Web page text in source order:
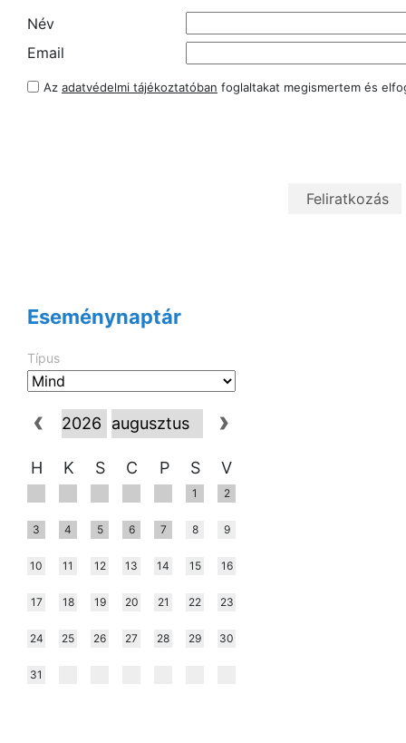
Név
Email
Az adatvédelmi tájékoztatóban foglaltakat megismertem és
Eseménynaptár
Típus
H K S C P S V
1 2
3 4 5 6 7 8 9
10 11 12 13 14 15 16
17 18 19 20 21 22 23
24 25 26 27 28 29 30
31